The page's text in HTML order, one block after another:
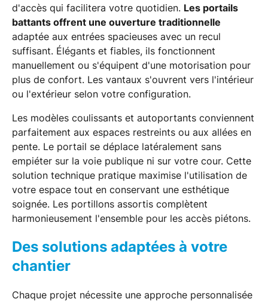
d'accès qui facilitera votre quotidien. Les portails
battants offrent une ouverture traditionnelle
adaptée aux entrées spacieuses avec un recul
suffisant. Élégants et fiables, ils fonctionnent
manuellement ou s'équipent d'une motorisation pour
plus de confort. Les vantaux s'ouvrent vers l'intérieur
ou l'extérieur selon votre configuration.
Les modèles coulissants et autoportants conviennent
parfaitement aux espaces restreints ou aux allées en
pente. Le portail se déplace latéralement sans
empiéter sur la voie publique ni sur votre cour. Cette
solution technique pratique maximise l'utilisation de
votre espace tout en conservant une esthétique
soignée. Les portillons assortis complètent
harmonieusement l'ensemble pour les accès piétons.
Des solutions adaptées à votre
chantier
Chaque projet nécessite une approche personnalisée